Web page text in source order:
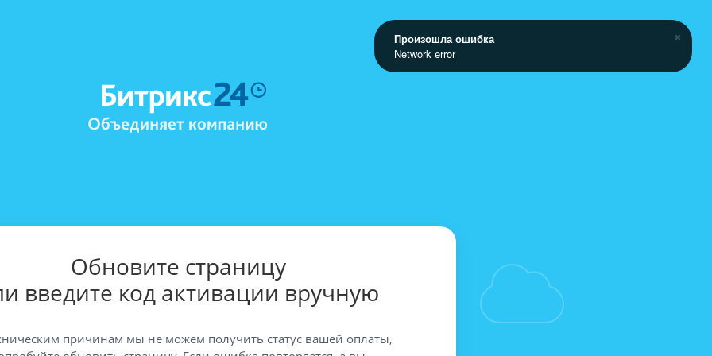
Обновите страницу
введите код активации вручную
причинам мы не можем получить статус вашей оплаты,
Произошла ошибка
Network error